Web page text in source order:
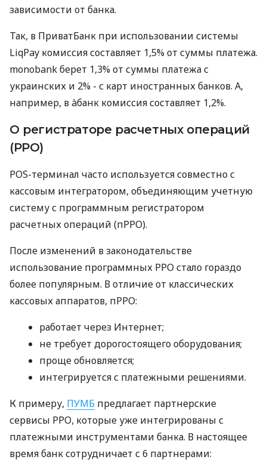
зависимости от банка.
Так, в ПриватБанк при использовании системы
LiqPay комиссия составляет 1,5% от суммы платежа.
monobank берет 1,3% от суммы платежа с
украинских и 2% - с карт иностранных банков. А,
например, в àбанк комиссия составляет 1,2%.
О регистраторе расчетных операций
(РРО)
POS-терминал часто используется совместно с
кассовым интегратором, объединяющим учетную
систему с программным регистратором
расчетных операций (пРРО).
После изменений в законодательстве
использование программных РРО стало гораздо
более популярным. В отличие от классических
кассовых аппаратов, пРРО:
работает через Интернет;
не требует дорогостоящего оборудования;
проще обновляется;
интегрируется с платежными решениями.
К примеру, ПУМБ предлагает партнерские
сервисы РРО, которые уже интегрированы с
платежными инструментами банка. В настоящее
время банк сотрудничает с 6 партнерами: